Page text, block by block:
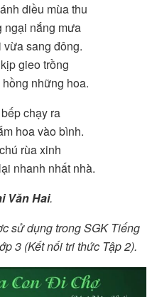
diều mùa thu
nắng mưa
vừa sang đông.
gieo trồng
những hoa.
chạy ra
hoa vào bình.
rùa xinh
nhanh nhất nhà.
Văn Hai.
sử dụng trong SGK Tiếng
3 (Kết nối tri thức Tập 2).